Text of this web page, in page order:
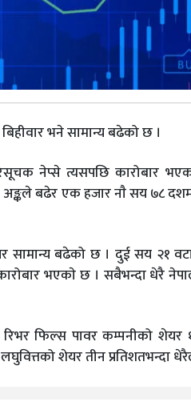
भने सामान्य बढेको छ ।
नेप्से त्यसपछि कारोबार
बढेर एक हजार नाै सय ७८
बढेको छ । दुई सय २१
भएकाे छ । सबैभन्दा धेरै
फिल्स पावर कम्पनीको शेयर
शेयर तीन प्रतिशतभन्दा